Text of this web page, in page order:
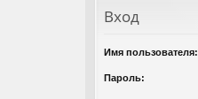
Вход
Имя пользователя:
Пароль: